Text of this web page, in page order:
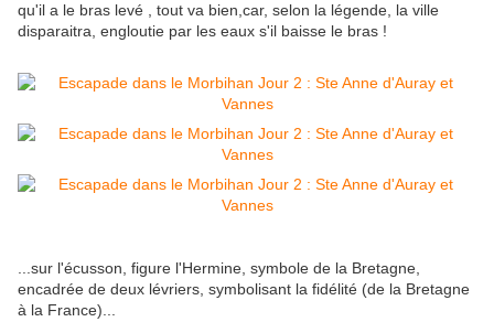
qu'il a le bras levé , tout va bien,car, selon la légende, la ville
disparaitra, engloutie par les eaux s'il baisse le bras !
...sur l'écusson, figure l'Hermine, symbole de la Bretagne,
encadrée de deux lévriers, symbolisant la fidélité (de la Bretagne
à la France)...